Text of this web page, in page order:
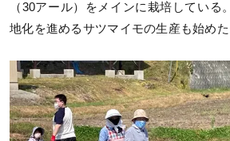
（30アール）をメインに栽培している
地化を進めるサツマイモの生産も始めた